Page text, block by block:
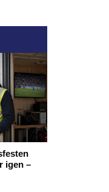
igen –